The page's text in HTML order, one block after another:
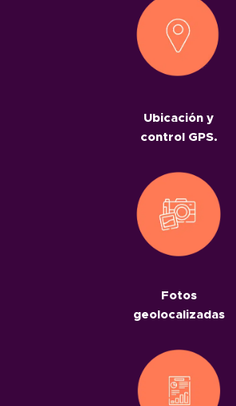
Ubicación y
control GPS.
Fotos
geolocalizadas